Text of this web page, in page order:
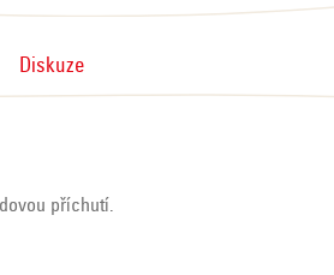
Diskuze
příchutí.